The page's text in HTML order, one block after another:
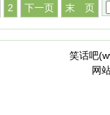
2 下一页 末 页
笑话吧(
网